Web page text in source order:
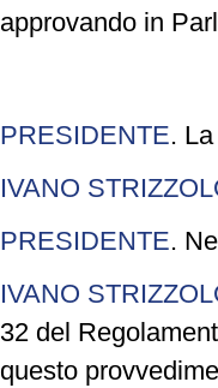
approvando in
PRESIDENTE.
IVANO
PRESIDENTE.
IVANO
32 del
questo